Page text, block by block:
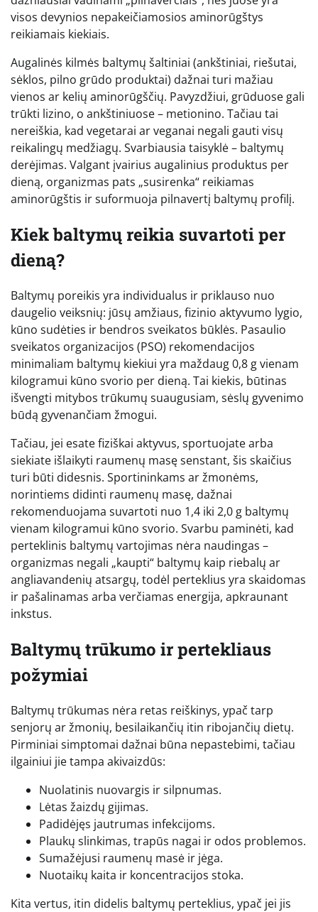
visos devynios nepakeičiamosios aminorūgštys
reikiamais kiekiais.
Augalinės kilmės baltymų šaltiniai (ankštiniai, riešutai,
sėklos, pilno grūdo produktai) dažnai turi mažiau
vienos ar kelių aminorūgščių. Pavyzdžiui, grūduose gali
trūkti lizino, o ankštiniuose – metionino. Tačiau tai
nereiškia, kad vegetarai ar veganai negali gauti visų
reikalingų medžiagų. Svarbiausia taisyklė – baltymų
derėjimas. Valgant įvairius augalinius produktus per
dieną, organizmas pats „susirenka“ reikiamas
aminorūgštis ir suformuoja pilnavertį baltymų profilį.
Kiek baltymų reikia suvartoti per
dieną?
Baltymų poreikis yra individualus ir priklauso nuo
daugelio veiksnių: jūsų amžiaus, fizinio aktyvumo lygio,
kūno sudėties ir bendros sveikatos būklės. Pasaulio
sveikatos organizacijos (PSO) rekomendacijos
minimaliam baltymų kiekiui yra maždaug 0,8 g vienam
kilogramui kūno svorio per dieną. Tai kiekis, būtinas
išvengti mitybos trūkumų suaugusiam, sėslų gyvenimo
būdą gyvenančiam žmogui.
Tačiau, jei esate fiziškai aktyvus, sportuojate arba
siekiate išlaikyti raumenų masę senstant, šis skaičius
turi būti didesnis. Sportininkams ar žmonėms,
norintiems didinti raumenų masę, dažnai
rekomenduojama suvartoti nuo 1,4 iki 2,0 g baltymų
vienam kilogramui kūno svorio. Svarbu paminėti, kad
perteklinis baltymų vartojimas nėra naudingas –
organizmas negali „kaupti“ baltymų kaip riebalų ar
angliavandenių atsargų, todėl perteklius yra skaidomas
ir pašalinamas arba verčiamas energija, apkraunant
inkstus.
Baltymų trūkumo ir pertekliaus
požymiai
Baltymų trūkumas nėra retas reiškinys, ypač tarp
senjorų ar žmonių, besilaikančių itin ribojančių dietų.
Pirminiai simptomai dažnai būna nepastebimi, tačiau
ilgainiui jie tampa akivaizdūs:
Nuolatinis nuovargis ir silpnumas.
Lėtas žaizdų gijimas.
Padidėjęs jautrumas infekcijoms.
Plaukų slinkimas, trapūs nagai ir odos problemos.
Sumažėjusi raumenų masė ir jėga.
Nuotaikų kaita ir koncentracijos stoka.
Kita vertus, itin didelis baltymų perteklius, ypač jei jis